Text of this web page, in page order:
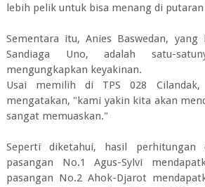
lebih pelik untuk bisa menang di
Sementara itu, Anies Baswedan, yang
Sandiaga Uno, adalah satu-
mengungkapkan keyakinan.
Usai memilih di TPS 028 Cilandak,
mengatakan, "kami yakin kita akan
sangat memuaskan."
Seperti diketahui, hasil perhitungan
pasangan No.1 Agus-Sylvi
pasangan No.2 Ahok-Djarot